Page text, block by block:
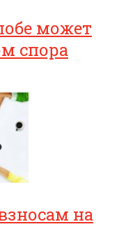
может
спора
на